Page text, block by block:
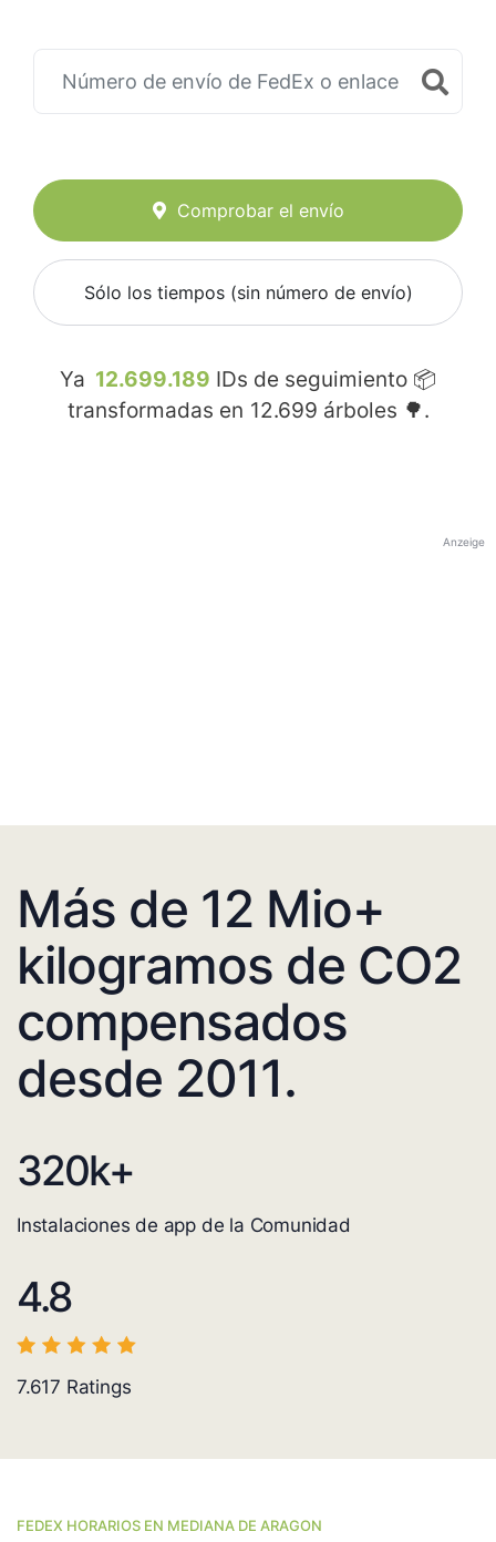
Comprobar el envío
Sólo los tiempos (sin número de envío)
Ya 12.699.189 IDs de seguimiento 📦
transformadas en 12.699 árboles 🌳.
Anzeige
Más de 12 Mio+
kilogramos de CO2
compensados
desde 2011.
320k+
Instalaciones de app de la Comunidad
4.8
7.617 Ratings
FEDEX HORARIOS EN MEDIANA DE ARAGON